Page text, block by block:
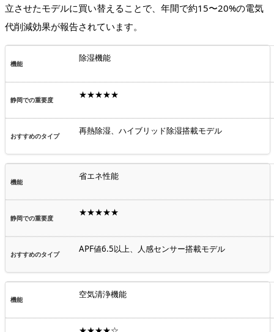
立させたモデルに買い替えることで、年間で約15〜20%の電気
代削減効果が報告されています。
除湿機能
★★★★★
再熱除湿、ハイブリッド除湿搭載モデル
省エネ性能
★★★★★
APF値6.5以上、人感センサー搭載モデル
空気清浄機能